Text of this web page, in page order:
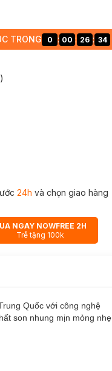
TRONG 0 : 00 : 26 : 33
)
24h và chọn giao hàng
NGAY NOWFREE 2H
Trễ tặng 100k
Quốc với công nghệ
son nhung mịn mỏng nhẹ,